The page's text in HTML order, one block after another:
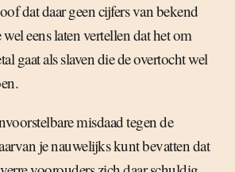
dat daar geen cijfers van bekend
eens laten vertellen dat het om
gaat als slaven die de overtocht wel
misdaad tegen de
je nauwelijks kunt bevatten dat